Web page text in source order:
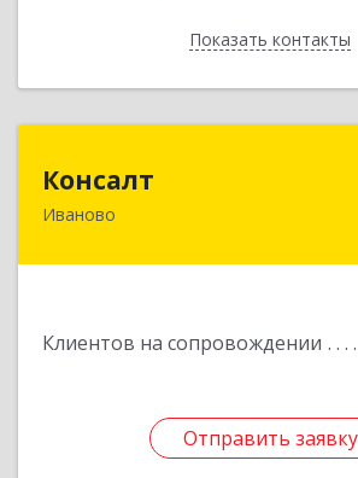
Показать контакты
Назад
Консалт
Иваново
Клиентов на сопровождении
Отправить заявку
153000, Ивановская обл,
Отправить заявку